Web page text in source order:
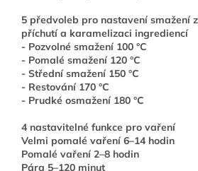
5 předvoleb pro nastavení smažení
příchutí a karamelizaci ingrediencí
- Pozvolné smažení 100 °C
- Pomalé smažení 120 °C
- Střední smažení 150 °C
- Restování 170 °C
- Prudké osmažení 180 °C
4 nastavitelné funkce pro vaření
Velmi pomalé vaření 6–14 hodin
Pomalé vaření 2–8 hodin
Pára 5–120 minut